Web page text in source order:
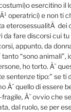
esercitino il
operatrici) e non ti
eterosessualitÃ dei
da fare discorsi cui
appunto, da
tanto “sono animali”,
ho torto. Ã¨
sentenze tipo:” se ti
Ã¨ quello di essere
Ã¨ ovvio che
dal ruolo, se per